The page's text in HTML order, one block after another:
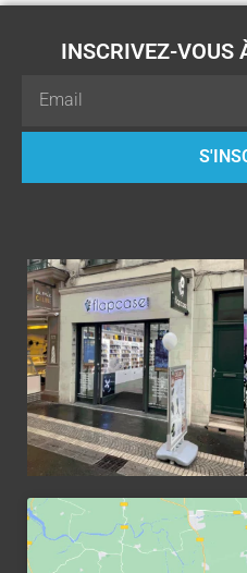
INSCRIVEZ-VOUS